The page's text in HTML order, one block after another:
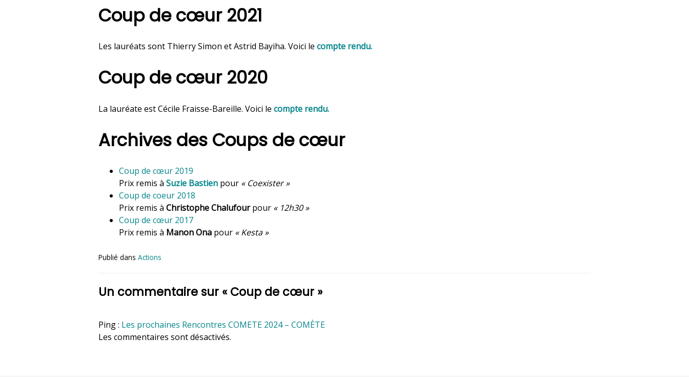
Coup de cœur 2021
Les lauréats sont Thierry Simon et Astrid Bayiha. Voici le compte rendu.
Coup de cœur 2020
La lauréate est Cécile Fraisse-Bareille. Voici le compte rendu.
Archives des Coups de cœur
Coup de cœur 2019
Prix remis à Suzie Bastien pour « Coexister »
Coup de coeur 2018
Prix remis à Christophe Chalufourpour « 12h30 »
Coup de cœur 2017
Prix remis à Manon Ona pour « Kesta »
Publié dans Actions
Un commentaire sur «Coup de cœur »
Ping : Les prochaines Rencontres COMETE 2024 – COMÈTE
Les commentaires sont désactivés.